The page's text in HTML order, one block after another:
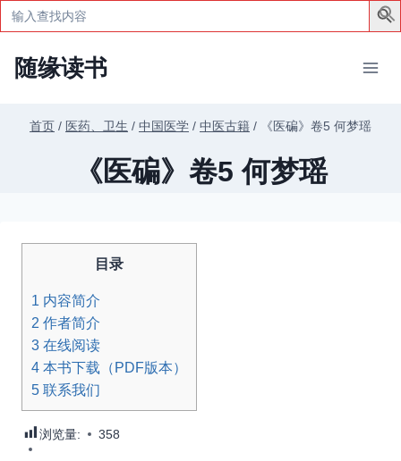
Search
for:
随缘读书
首页 / 医药、卫生 / 中国医学 / 中医古籍 / 《医碥》卷5 何梦瑶
《医碥》卷5 何梦瑶
目录
1 内容简介
2 作者简介
3 在线阅读
4 本书下载（PDF版本）
5 联系我们
浏览量: 358